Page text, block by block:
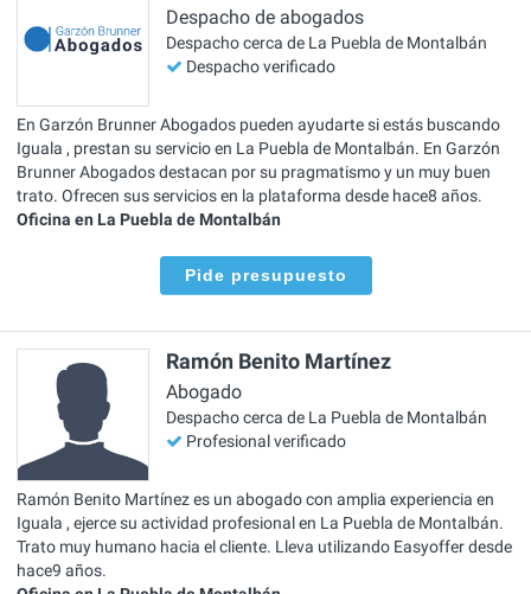
Despacho de abogados
Despacho cerca de La Puebla de Montalbán
Despacho verificado
En Garzón Brunner Abogados pueden ayudarte si estás buscando
Iguala , prestan su servicio en La Puebla de Montalbán. En Garzón
Brunner Abogados destacan por su pragmatismo y un muy buen
trato. Ofrecen sus servicios en la plataforma desde hace8 años.
Oficina en La Puebla de Montalbán
Pide presupuesto
Ramón Benito Martínez
Abogado
Despacho cerca de La Puebla de Montalbán
Profesional verificado
Ramón Benito Martínez es un abogado con amplia experiencia en
Iguala , ejerce su actividad profesional en La Puebla de Montalbán.
Trato muy humano hacia el cliente. Lleva utilizando Easyoffer desde
hace9 años.